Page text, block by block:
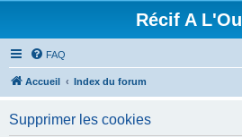
Récif A
FAQ
Accueil Index du forum
Supprimer les cookies